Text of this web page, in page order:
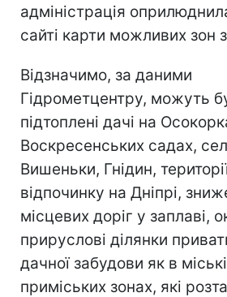
адміністрація
сайті карти можливих зон
Відзначимо, за даними
Гідрометцентру, можуть
підтоплені дачі на
Воскресенських садах,
Вишеньки, Гнідин,
відпочинку на Дніпрі,
місцевих доріг у заплаві,
прируслові ділянки
дачної забудови як в
приміських зонах, які